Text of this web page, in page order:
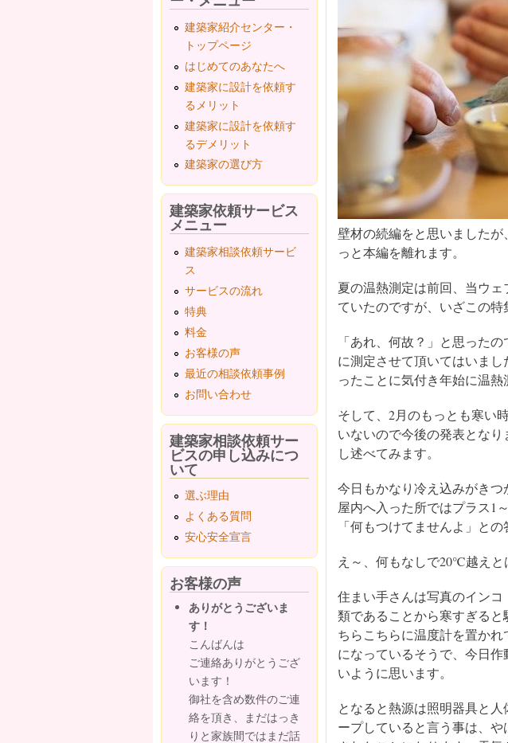
壁材の続編をと思いました
っと本編を離れます。
夏の温熱測定は前回、当ウ
ていたのですが、いざこの特
「あれ、何故？」と思った
に測定させて頂いてはいま
ったことに気付き年始に温熱
そして、2月のもっとも寒い
いないので今後の発表とな
し述べてみます。
今日もかなり冷え込みがき
屋内へ入った所ではプラス1
「何もつけてませんよ」との
え～、何もなしで20℃越えと
住まい手さんは写真のイン
類であることから寒すぎる
ちらこちらに温度計を置か
になっているそうで、今日
いように思います。
となると熱源は照明器具と
ープしていると言う事は、
建築家紹介センター・
トップページ
はじめてのあなたへ
建築家に設計を依頼す
るメリット
建築家に設計を依頼す
るデメリット
建築家の選び方
建築家依頼サービス
メニュー
建築家相談依頼サービ
ス
サービスの流れ
特典
料金
お客様の声
最近の相談依頼事例
お問い合わせ
建築家相談依頼サー
ビスの申し込みにつ
いて
選ぶ理由
よくある質問
安心安全宣言
お客様の声
ありがとうございま
す！
こんばんは
ご連絡ありがとうござ
います！
御社を含め数件のご連
絡を頂き、まだはっき
りと家族間ではまだ話